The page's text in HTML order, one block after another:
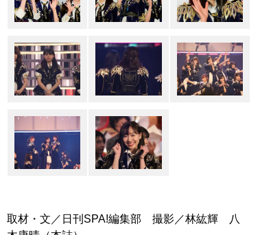
取材・文／日刊SPA!編集部 撮影／林紘輝 八